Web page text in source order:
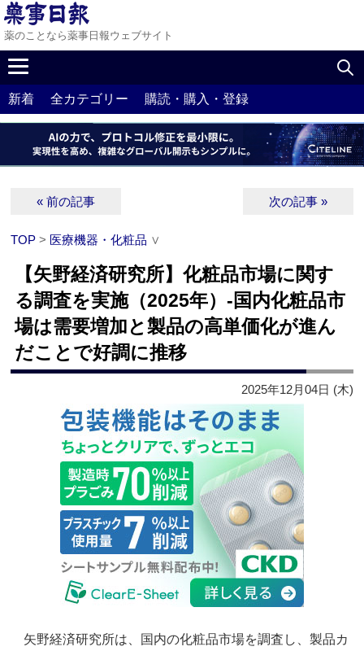
薬のことなら薬事日報ウェブサイト
新着 全カテゴリー 購読・購入・登録
« 前の記事 次の記事 »
TOP > 医療機器・化粧品 ∨
【矢野経済研究所】化粧品市場に関す
る調査を実施（2025年）‐国内化粧品市
場は需要増加と製品の高単価化が進ん
だことで好調に推移
2025年12月04日 (木)
矢野経済研究所は、国内の化粧品市場を調査し、製品カ